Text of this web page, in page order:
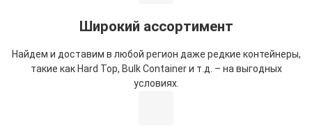
Широкий ассортимент
Найдем и доставим в любой регион даже редкие контейнеры,
такие как Hard Top, Bulk Container и т.д. – на выгодных
условиях.